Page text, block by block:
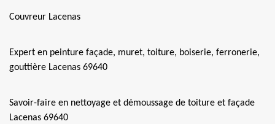
Couvreur Lacenas
Expert en peinture façade, muret, toiture, boiserie, ferronerie,
gouttière Lacenas 69640
Savoir-faire en nettoyage et démoussage de toiture et façade
Lacenas 69640